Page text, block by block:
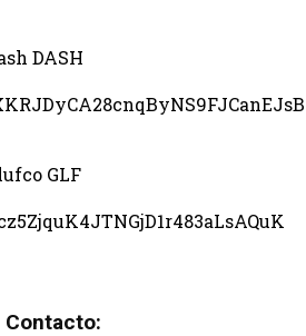
DASH
GLF
Contacto: